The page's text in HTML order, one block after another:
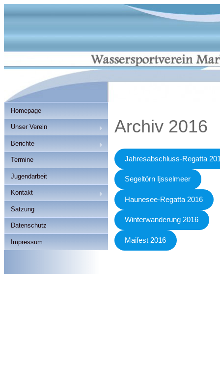
Homepage
Unser Verein
Berichte
Termine
Jugendarbeit
Kontakt
Satzung
Datenschutz
Impressum
Archiv 2016
Jahresabschluss-Regatta
Segeltörn Ijsselmeer
Haunesee-Regatta 2016
Winterwanderung 2016
Maifest 2016